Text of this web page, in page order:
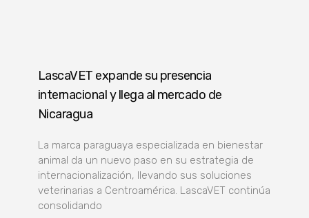
LascaVET expande su presencia
internacional y llega al mercado de
Nicaragua
La marca paraguaya especializada en bienestar
animal da un nuevo paso en su estrategia de
internacionalización, llevando sus soluciones
veterinarias a Centroamérica. LascaVET continúa
consolidando